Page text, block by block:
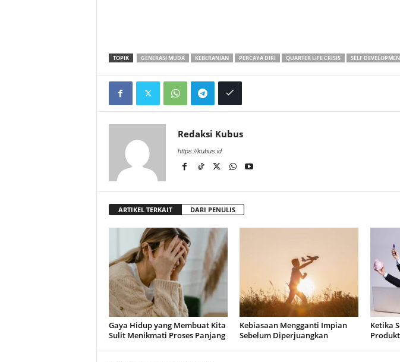
TOPIK GENERASI MUDA KEBERANIAN PERCAYA DIRI QUARTER LIFE CRISIS SELF
Redaksi Kubus
https://kubus.id
ARTIKEL TERKAIT DARI PENULIS
Gaya Hidup yang Membuat Kita
Sulit Menikmati Proses Panjang
Kebiasaan Mengganti Impian
Sebelum Diperjuangkan
Ketika